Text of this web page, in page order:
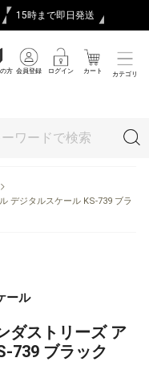
15時まで即日発送
方 会員登録 ログイン カート カテゴリ
デジタルスケール KS-739 ブラ
ール
ダストリーズ ア
739 ブラック